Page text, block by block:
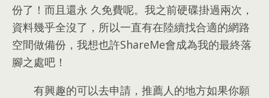
份了！而且還永 久免費呢。 我之前硬碟掛過兩次 ，
資料幾乎全沒了 ， 所以一直有在陸續找合適的網路
空間做備份 ， 我想也許ShareMe會成為我的最終落
腳之處吧！
有興趣的可以去申請 ， 推薦人的地方如果你願